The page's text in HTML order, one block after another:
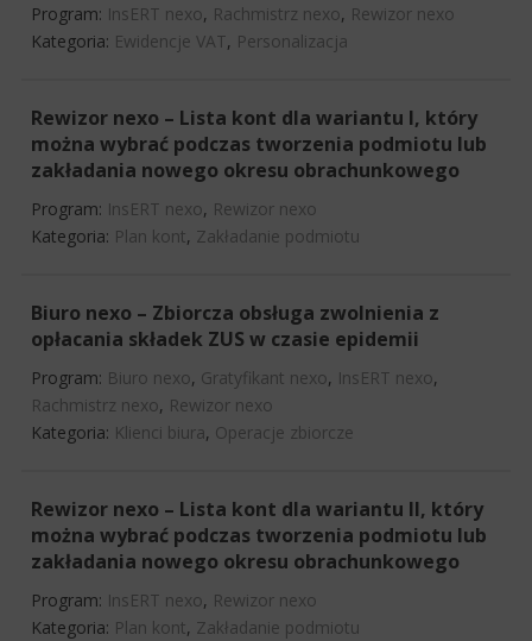
Program: InsERT nexo, Rachmistrz nexo, Rewizor nexo
Kategoria: Ewidencje VAT, Personalizacja
Rewizor nexo – Lista kont dla wariantu I, który
można wybrać podczas tworzenia podmiotu lub
zakładania nowego okresu obrachunkowego
Program: InsERT nexo, Rewizor nexo
Kategoria: Plan kont, Zakładanie podmiotu
Biuro nexo – Zbiorcza obsługa zwolnienia z
opłacania składek ZUS w czasie epidemii
Program: Biuro nexo, Gratyfikant nexo, InsERT nexo,
Rachmistrz nexo, Rewizor nexo
Kategoria: Klienci biura, Operacje zbiorcze
Rewizor nexo – Lista kont dla wariantu II, który
można wybrać podczas tworzenia podmiotu lub
zakładania nowego okresu obrachunkowego
Program: InsERT nexo, Rewizor nexo
Kategoria: Plan kont, Zakładanie podmiotu